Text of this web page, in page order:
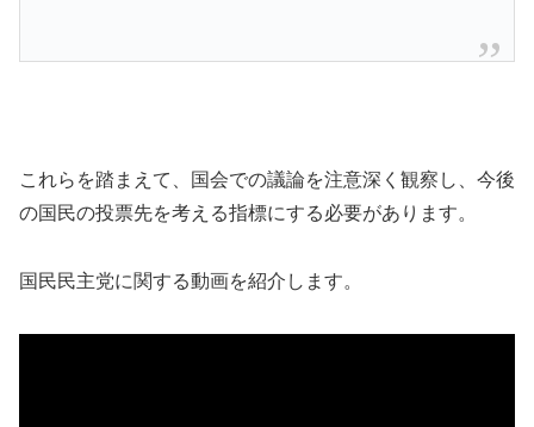
これらを踏まえて、国会での議論を注意深く観察し、今後
の国民の投票先を考える指標にする必要があります。
国民民主党に関する動画を紹介します。